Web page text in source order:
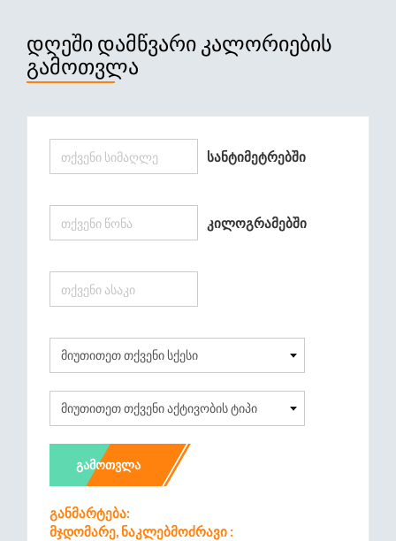
ᲓᲦᲔᲨᲘ ᲓᲐᲛᲬᲕᲐᲠᲘ ᲙᲐᲚᲝᲠᲘᲔᲑᲘᲡ
ᲒᲐᲛᲝᲗᲕᲚᲐ
Სანტიმეტრებში
Კილოგრამებში
ᲒᲐᲛᲝᲗᲕᲚᲐ
Განმარტება:
Მჯდომარე, Ნაკლებმოძრავი :